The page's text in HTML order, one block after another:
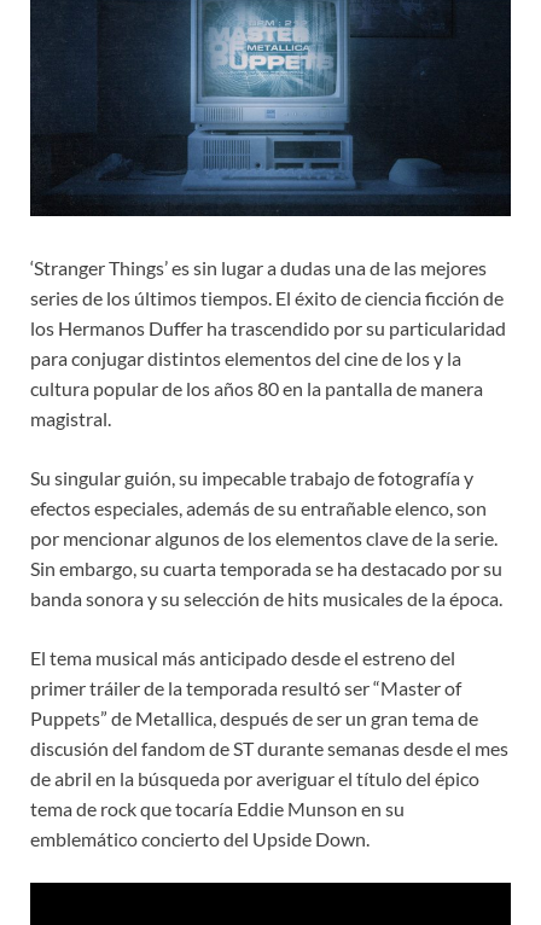
‘Stranger Things’ es sin lugar a dudas una de las mejores
series de los últimos tiempos. El éxito de ciencia ficción de
los Hermanos Duffer ha trascendido por su particularidad
para conjugar distintos elementos del cine de los y la
cultura popular de los años 80 en la pantalla de manera
magistral.
Su singular guión, su impecable trabajo de fotografía y
efectos especiales, además de su entrañable elenco, son
por mencionar algunos de los elementos clave de la serie.
Sin embargo, su cuarta temporada se ha destacado por su
banda sonora y su selección de hits musicales de la época.
El tema musical más anticipado desde el estreno del
primer tráiler de la temporada resultó ser “Master of
Puppets” de Metallica, después de ser un gran tema de
discusión del fandom de ST durante semanas desde el mes
de abril en la búsqueda por averiguar el título del épico
tema de rock que tocaría Eddie Munson en su
emblemático concierto del Upside Down.